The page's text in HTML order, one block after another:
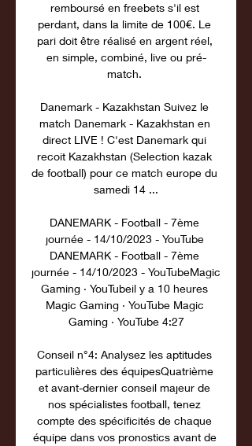
remboursé en freebets s'il est
perdant, dans la limite de 100€. Le
pari doit être réalisé en argent réel,
en simple, combiné, live ou pré-
match.
Danemark - Kazakhstan Suivez le
match Danemark - Kazakhstan en
direct LIVE ! C'est Danemark qui
recoit Kazakhstan (Selection kazak
de football) pour ce match europe du
samedi 14 ...
DANEMARK - Football - 7ème
journée - 14/10/2023 - YouTube
DANEMARK - Football - 7ème
journée - 14/10/2023 - YouTubeMagic
Gaming · YouTubeil y a 10 heures
Magic Gaming · YouTube Magic
Gaming · YouTube 4:27
Conseil n°4: Analysez les aptitudes
particulières des équipesQuatrième
et avant-dernier conseil majeur de
nos spécialistes football, tenez
compte des spécificités de chaque
équipe dans vos pronostics avant de